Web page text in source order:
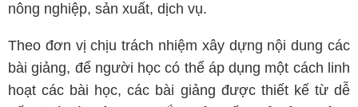
nông nghiệp, sản xuất, dịch vụ.
Theo đơn vị chịu trách nhiệm xây dựng nội dung các
bài giảng, để người học có thể áp dụng một cách linh
hoạt các bài học, các bài giảng được thiết kế từ dễ